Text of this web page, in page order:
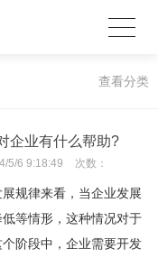
查看分类
企业有什么帮助?
5/6 9:18:49 次数：
规律来看，当企业发展
等情形，这种情况对于
阶段中，企业需要开发